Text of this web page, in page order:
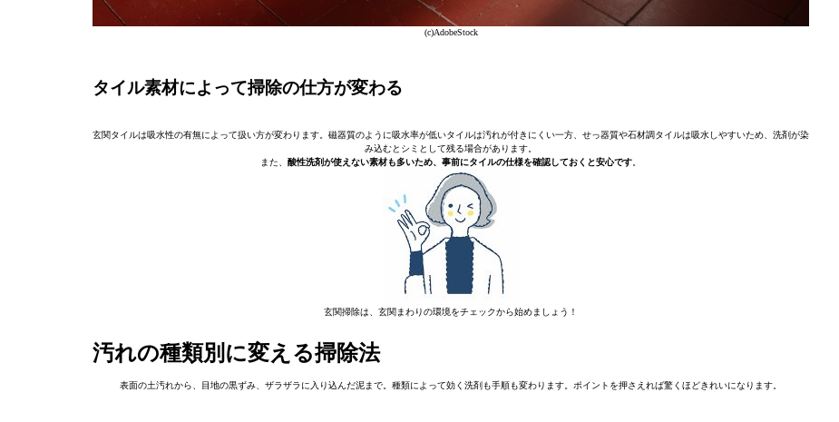
(c)AdobeStock
タイル素材によって掃除の仕方が変わる
玄関タイルは吸水性の有無によって扱い方が変わります。磁器質のように吸水率が低いタイルは汚れが付きにくい一方、せっ器質や石材調タイルは吸水しやすいため、洗剤が染
み込むとシミとして残る場合があります。
また、 酸性洗剤が使えない素材も多いため、事前にタイルの仕様を確認しておくと安心です。
玄関掃除は、玄関まわりの環境をチェックから始めましょう！
汚れの種類別に変える掃除法
表面の土汚れから、目地の黒ずみ、ザラザラに入り込んだ泥まで。種類によって効く洗剤も手順も変わります。ポイントを押さえれば驚くほどきれいになります。